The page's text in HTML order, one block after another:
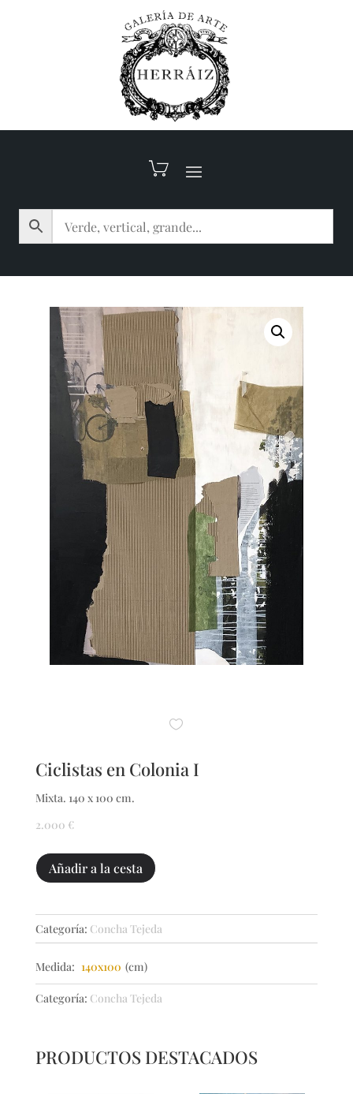
Ciclistas en Colonia I
Mixta. 140 x 100 cm.
2.000 €
Ciclistas
en
I
cantidad
Añadir a la cesta
Categoría: Concha Tejeda
Medida: 140x100 (cm)
Categoría: Concha Tejeda
PRODUCTOS DESTACADOS